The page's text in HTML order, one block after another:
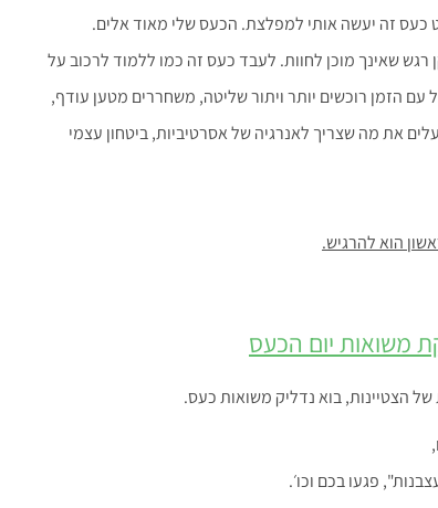
כעס זה יעשה אותי למפלצת. הכעס שלי מאוד אלים.
רגש שאינך מוכן לחוות. לעבד כעס זה כמו ללמוד לרכוב על
הזמן רוכשים יותר ויתור שליטה, משחררים מטען עודף,
את מה שצריך לאנרגיה של אסרטיביות, ביטחון עצמי
הוא להרגיש.
משואות יום הכעס
הצטיינות, בוא נדליק משואות כעס.
פגעו בכם וכו׳.